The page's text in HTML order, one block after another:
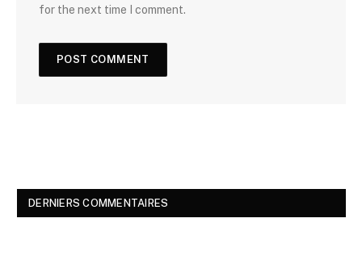
for the next time I comment.
DERNIERS COMMENTAIRES